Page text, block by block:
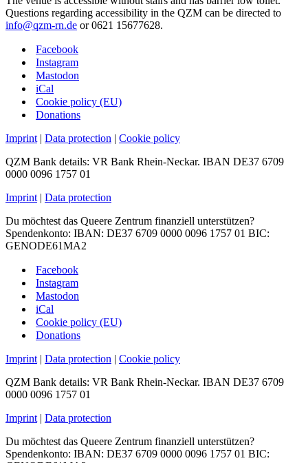
Questions regarding accessibility in the QZM can be directed to
info@qzm-rn.de or 0621 15677628.
Facebook
Instagram
Mastodon
iCal
Cookie policy (EU)
Donations
Imprint | Data protection | Cookie policy
QZM Bank details: VR Bank Rhein-Neckar. IBAN DE37 6709
0000 0096 1757 01
Imprint | Data protection
Du möchtest das Queere Zentrum finanziell unterstützen?
Spendenkonto: IBAN: DE37 6709 0000 0096 1757 01 BIC:
GENODE61MA2
Facebook
Instagram
Mastodon
iCal
Cookie policy (EU)
Donations
Imprint | Data protection | Cookie policy
QZM Bank details: VR Bank Rhein-Neckar. IBAN DE37 6709
0000 0096 1757 01
Imprint | Data protection
Du möchtest das Queere Zentrum finanziell unterstützen?
Spendenkonto: IBAN: DE37 6709 0000 0096 1757 01 BIC: